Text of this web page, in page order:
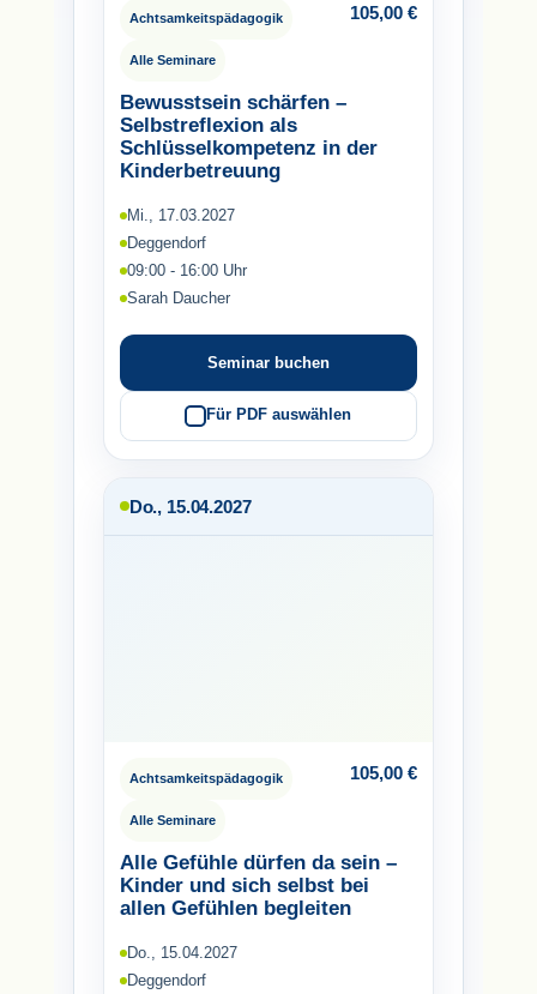
Achtsamkeitspädagogik
Alle Seminare
105,00€
Bewusstsein schärfen –
Selbstreflexion als
Schlüsselkompetenz in der
Kinderbetreuung
Mi., 17.03.2027
Deggendorf
09:00 - 16:00 Uhr
Sarah Daucher
Seminar buchen
Für PDF auswählen
Do., 15.04.2027
Achtsamkeitspädagogik
Alle Seminare
105,00€
Alle Gefühle dürfen da sein –
Kinder und sich selbst bei
allen Gefühlen begleiten
Do., 15.04.2027
Deggendorf